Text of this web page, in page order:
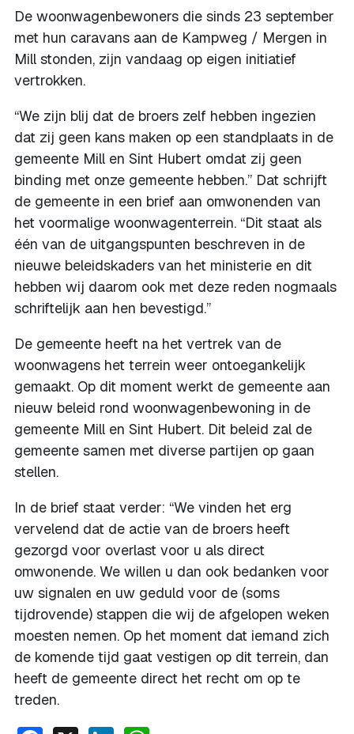
De woonwagenbewoners die sinds 23 september
met hun caravans aan de Kampweg / Mergen in
Mill stonden, zijn vandaag op eigen initiatief
vertrokken.
“We zijn blij dat de broers zelf hebben ingezien
dat zij geen kans maken op een standplaats in de
gemeente Mill en Sint Hubert omdat zij geen
binding met onze gemeente hebben.” Dat schrijft
de gemeente in een brief aan omwonenden van
het voormalige woonwagenterrein. “Dit staat als
één van de uitgangspunten beschreven in de
nieuwe beleidskaders van het ministerie en dit
hebben wij daarom ook met deze reden nogmaals
schriftelijk aan hen bevestigd.”
De gemeente heeft na het vertrek van de
woonwagens het terrein weer ontoegankelijk
gemaakt. Op dit moment werkt de gemeente aan
nieuw beleid rond woonwagenbewoning in de
gemeente Mill en Sint Hubert. Dit beleid zal de
gemeente samen met diverse partijen op gaan
stellen.
In de brief staat verder: “We vinden het erg
vervelend dat de actie van de broers heeft
gezorgd voor overlast voor u als direct
omwonende. We willen u dan ook bedanken voor
uw signalen en uw geduld voor de (soms
tijdrovende) stappen die wij de afgelopen weken
moesten nemen. Op het moment dat iemand zich
de komende tijd gaat vestigen op dit terrein, dan
heeft de gemeente direct het recht om op te
treden.